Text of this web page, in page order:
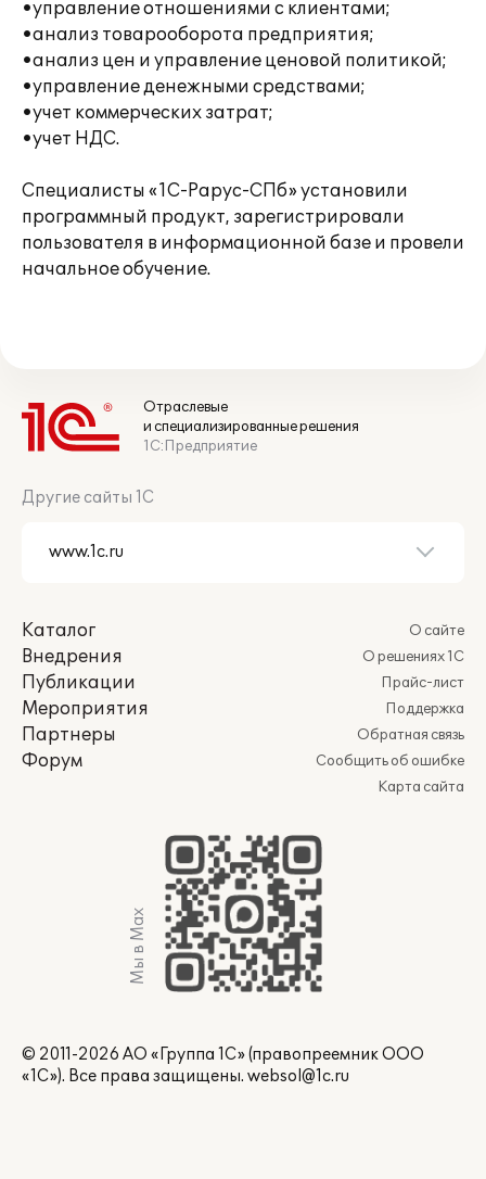
•управление отношениями с клиентами;
•анализ товарооборота предприятия;
•анализ цен и управление ценовой политикой;
•управление денежными средствами;
•учет коммерческих затрат;
•учет НДС.
Специалисты «1С-Рарус-СПб» установили
программный продукт, зарегистрировали
пользователя в информационной базе и провели
начальное обучение.
Отраслевые
и специализированные решения
1С:Предприятие
Другие сайты 1С
Каталог
Внедрения
Публикации
Мероприятия
Партнеры
Форум
О сайте
О решениях 1С
Прайс-лист
Поддержка
Обратная связь
Сообщить об ошибке
Карта сайта
Мы в Max
© 2011-2026 АО «Группа 1С» (правопреемник ООО
«1С»). Все права защищены. websol@1c.ru